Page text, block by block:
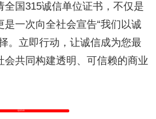
国315诚信单位证书，不仅是
一次向全社会宣告“我们以诚
。立即行动，让诚信成为您最
会共同构建透明、可信赖的商业
返回列表